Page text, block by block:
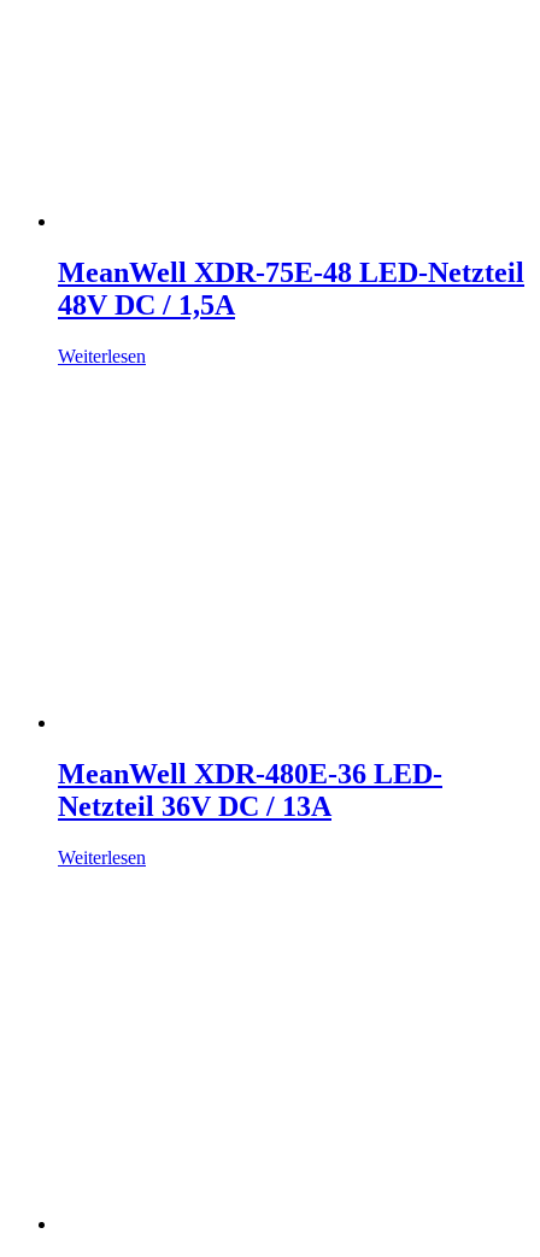
MeanWell XDR-75E-48 LED-Netzteil
48V DC / 1,5A
Weiterlesen
MeanWell XDR-480E-36 LED-
Netzteil 36V DC / 13A
Weiterlesen